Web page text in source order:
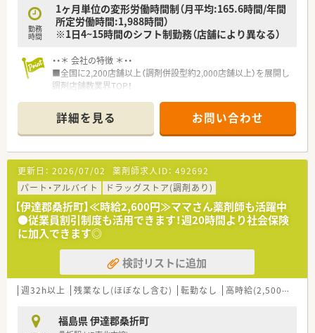
バランスを見て、無理のない人数体制で勤務できるよう調整して
おります。
お互い様の風土が根付けており、有給休暇の取得率が95％以上
また、育児休暇取得率は90％以上でお仕事をプライベートの両
立が図れる環境です。
福島県郡山市に本社をおき、福島県を中心とし多数店舗展開して
いる薬局です。
地域に根ざした店舗展開をベースに、地域医療に開かれた薬局作
同じエリアに複数店舗があることが多く、通勤範囲内でさまざま
な経験を積んでいただけます。
勤務
時間
1ヶ月単位の変形労働時間制（月平均:165.6時間/年間
所定労働時間:1,988時間）
※1日4~15時間のシフト制勤務（店舗により異なる）
・・＊ 会社の特徴 ＊・・
■全国に2,200店舗以上（調剤併設型約2,000店舗以上）を展開し
調剤店舗数業界TOP！
頑張り次第で高給与も可能！
■経験や勤務コースによりますが、経験の少ない方でも500万前
半スタートと業界TOP水準！
■職種や職域に合わせ、豊富な社内研修や外部組織と連携した研
修を用意されています
■薬剤師が中心の会社だからこそ活躍できるキャリアパスが多
種多様に用意されています。
■店舗拡大に伴い、エリアマネジャーや営業部長等のマネジメン
トのポジションも増えます。
■在宅や教育等の専門性を活かせるスペシャリストを目指すこ
とも可能です。
■その他にも、管理部門や商品部門等の本社スタッフなど活動領
域は多種多様です。
■在宅実施店舗は年々増加しており、在宅医療へもしっかりと関
わる事ができます。
時短勤務ができるよう変更予定です。
■年間休日が120日とワークライフバランスが整っています
詳細を見る お問い合わせ
更新日： 2026/07/02 薬剤師求人ID： 492692
パート・アルバイト
ドラッグストア(調剤あり)
【伊達郡桑折町】≪時給2,600円≫ママさん薬剤師も活躍中
●従業員割引制度も活用できます！週20時間より社会保険
に加入できます◎
検討リストに追加
週32h以上 残業なし(ほぼなし含む) 転勤なし 高時給(2,500円以上)
福島県 伊達郡桑折町